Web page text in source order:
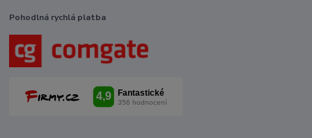
Pohodlná rychlá platba